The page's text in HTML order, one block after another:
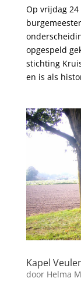
Op vrijdag
opgespeld
stichting
en is als
Kapel
door Helma